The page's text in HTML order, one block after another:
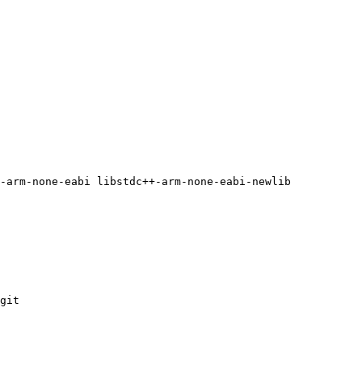
none-eabi libstdc++-arm-none-eabi-newlib